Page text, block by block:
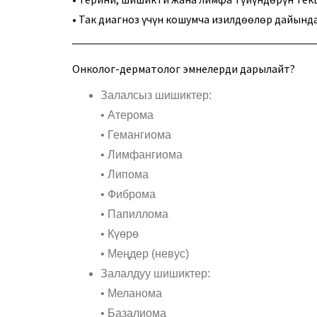
• Так диагноз үчүн кошумча изилдөөлөр
Онколог-дерматолог эмнелерди дарылайт?
Залалсыз шишиктер:
• Атерома
• Гемангиома
• Лимфангиома
• Липома
• Фиброма
• Папиллома
• Күөрө
• Меңдер (невус)
Залалдуу шишиктер:
• Меланома
• Базалиома